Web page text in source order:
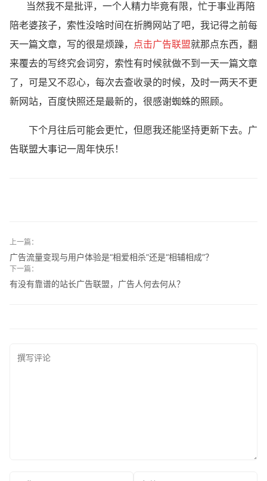
当然我不是批评，一个人精力毕竟有限，忙于事业再陪
陪老婆孩子，索性没啥时间在折腾网站了吧，我记得之前每
天一篇文章，写的很是烦躁，
点击广告联盟就那点东西，翻
来覆去的写终究会词穷，索性有时候就做不到一天一篇文章
了，可是又不忍心，每次去查收录的时候，及时一两天不更
新网站，百度快照还是最新的，很感谢蜘蛛的照顾。
下个月往后可能会更忙，但愿我还能坚持更新下去。广
告联盟大事记一周年快乐！
上一篇：
广告流量变现与用户体验是“相爱相杀”还是“相辅相成”？
下一篇：
有没有靠谱的站长广告联盟，广告人何去何从？